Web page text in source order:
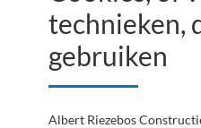
technieken,
gebruiken
Albert Riezebos